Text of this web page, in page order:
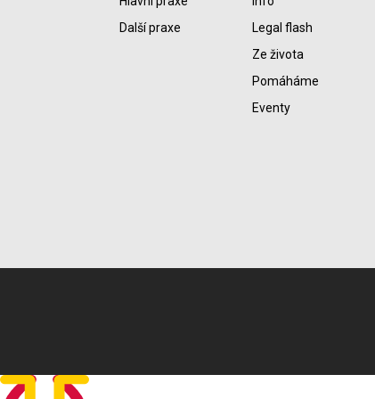
Další praxe
Legal flash
Ze života
Pomáháme
Eventy